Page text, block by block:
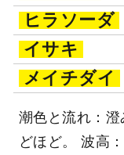
ヒラソーダ
イサキ
メイチダイ
潮色と流れ：
どほど。 波高